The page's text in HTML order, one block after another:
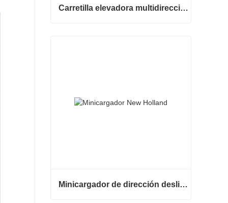
Carretilla elevadora multidireccional de carrocería ancha de 3,5 a 5 toneladas
Minicargador de dirección deslizante barato